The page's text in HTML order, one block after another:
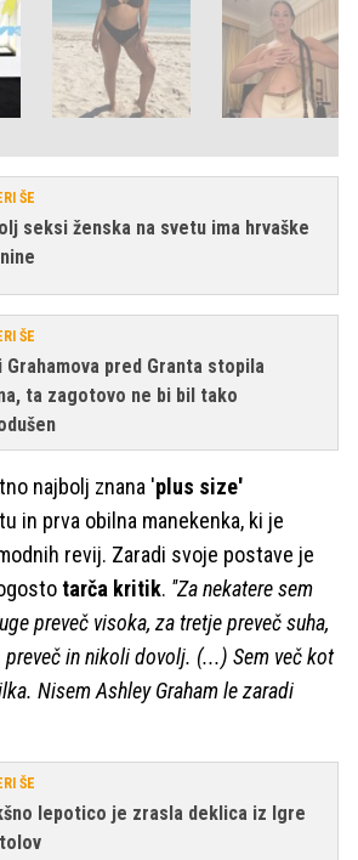
ŠE
seksi ženska na svetu ima hrvaške
ŠE
Grahamova pred Granta stopila
ta zagotovo ne bi bil tako
najbolj znana 'plus size'
in prva obilna manekenka, ki je
revij. Zaradi svoje postave je
tarča kritik. ''Za nekatere sem
preveč visoka, za tretje preveč suha,
in nikoli dovolj. (...) Sem več kot
Nisem Ashley Graham le zaradi
ŠE
lepotico je zrasla deklica iz Igre